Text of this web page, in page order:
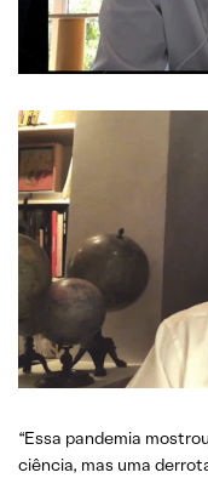
“Essa pandemia
ciência, mas uma